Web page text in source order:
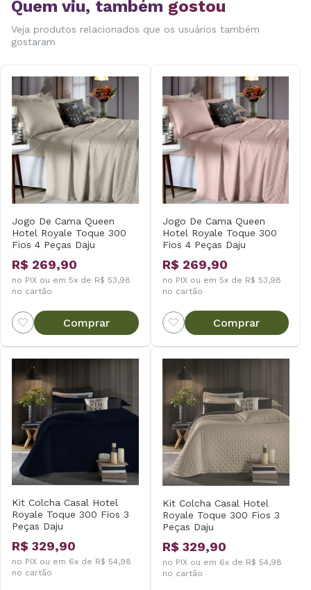
Quem viu, também gostou
Veja produtos relacionados que os usuários também
gostaram
Jogo De Cama Queen
Hotel Royale Toque 300
Fios 4 Peças Daju
R$ 269,90
no PIX ou em 5x de R$ 53,98
no cartão
Comprar
Jogo De Cama Queen
Hotel Royale Toque 300
Fios 4 Peças Daju
R$ 269,90
no PIX ou em 5x de R$ 53,98
no cartão
Comprar
Kit Colcha Casal Hotel
Royale Toque 300 Fios 3
Peças Daju
R$ 329,90
no PIX ou em 6x de R$ 54,98
no cartão
Kit Colcha Casal Hotel
Royale Toque 300 Fios 3
Peças Daju
R$ 329,90
no PIX ou em 6x de R$ 54,98
no cartão